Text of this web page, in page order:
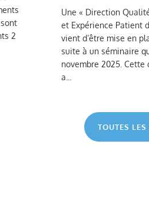
2
Une « Direction
et Expérience Patient
vient d’être mise en
suite à un séminaire
novembre 2025.
a...
TOUTES